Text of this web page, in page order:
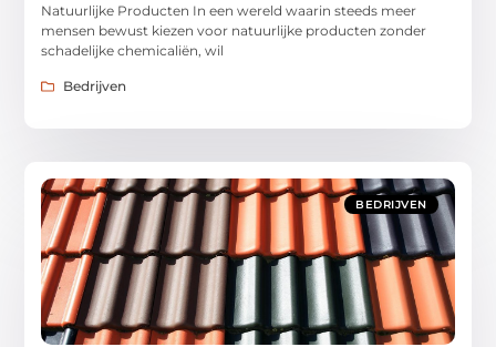
Natuurlijke Producten In een wereld waarin steeds meer
mensen bewust kiezen voor natuurlijke producten zonder
schadelijke chemicaliën, wil
Bedrijven
BEDRIJVEN